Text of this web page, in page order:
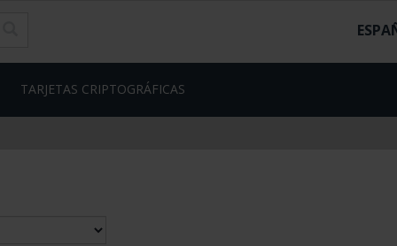
TARJETAS CRIPTOGRÁFICAS